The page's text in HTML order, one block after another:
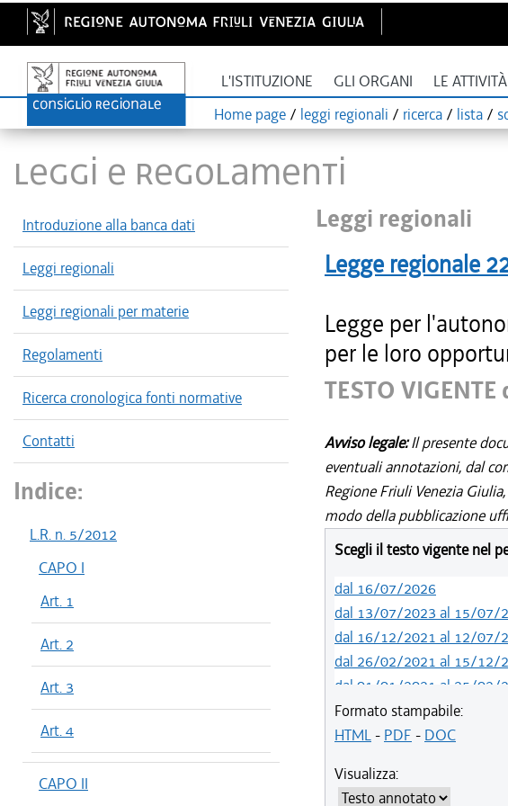
L'ISTITUZIONE GLI ORGANI LE ATTIVITÀ
Home page / leggi regionali / ricerca / lista /
LEGGI E REGOLAMENTI
Introduzione alla banca dati
Leggi regionali
Leggi regionali per materie
Regolamenti
Ricerca cronologica fonti normative
Contatti
Indice:
L.R. n. 5/2012
CAPO I
Art. 1
Art. 2
Art. 3
Art. 4
CAPO II
Leggi regionali
Legge regionale
Legge per
per le loro
TESTO
Avviso legale:Il presente
eventuali annotazioni, dal
Regione Friuli Venezia
modo della pubblicazione
Scegli il testo vigente nel
dal 16/07/2026
dal 13/07/2023 al 15/07/
dal 16/12/2021 al 12/07/
dal 26/02/2021 al 15/12/
dal 01/01/2021 al 25/02/
dal 10/08/2019 al 31/12/
dal 11/07/2019 al 09/08/
dal 05/04/2018 al 07/11/
Formato stampabile:
HTML- PDF - DOC
Visualizza: